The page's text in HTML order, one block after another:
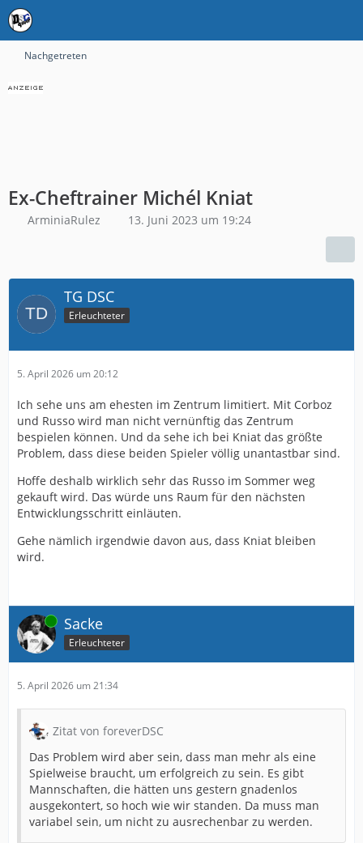
Nachgetreten
Ex-Cheftrainer Michél Kniat
ArminiaRulez 13. Juni 2023 um 19:24
TG DSC
Erleuchteter
5. April 2026 um 20:12
Ich sehe uns am ehesten im Zentrum limitiert. Mit Corboz
und Russo wird man nicht vernünftig das Zentrum
bespielen können. Und da sehe ich bei Kniat das größte
Problem, dass diese beiden Spieler völlig unantastbar sind.
Hoffe deshalb wirklich sehr das Russo im Sommer weg
gekauft wird. Das würde uns Raum für den nächsten
Entwicklungsschritt einläuten.
Gehe nämlich irgendwie davon aus, dass Kniat bleiben
wird.
Online Sacke
Erleuchteter
5. April 2026 um 21:34
Zitat von foreverDSC
Das Problem wird aber sein, dass man mehr als eine
Spielweise braucht, um erfolgreich zu sein. Es gibt
Mannschaften, die hätten uns gestern gnadenlos
ausgekontert, so hoch wie wir standen. Da muss man
variabel sein, um nicht zu ausrechenbar zu werden.